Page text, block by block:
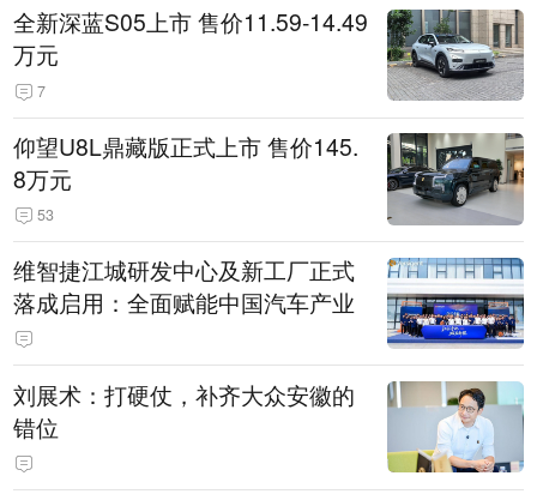
全新深蓝S05上市 售价11.59-14.49
万元
7
仰望U8L鼎藏版正式上市 售价145.
8万元
53
维智捷江城研发中心及新工厂正式
落成启用：全面赋能中国汽车产业
刘展术：打硬仗，补齐大众安徽的
错位